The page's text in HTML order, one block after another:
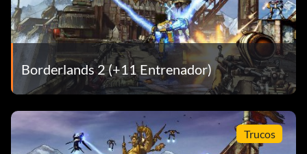
Borderlands 2 (+11 Entrenador)
Trucos